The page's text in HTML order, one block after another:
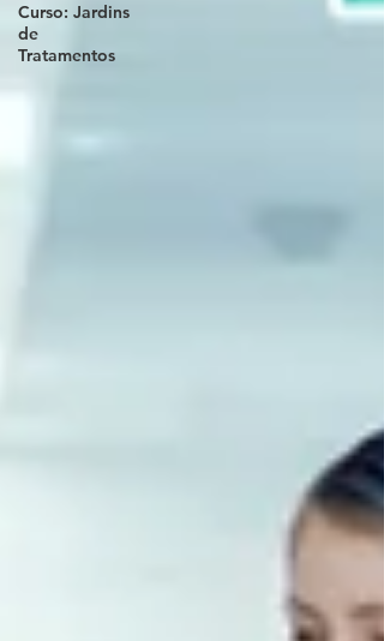
Curso: Jardins
de
Tratamentos